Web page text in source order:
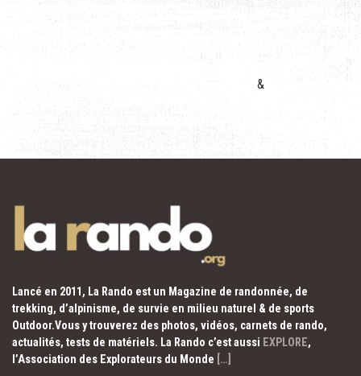
&
Lancé en 2011, La Rando est un Magazine de randonnée, de
trekking, d’alpinisme, de survie en milieu naturel & de sports
Outdoor.Vous y trouverez des photos, vidéos, carnets de rando,
actualités, tests de matériels. La Rando c’est aussi EXPLORE,
l’Association des Explorateurs du Monde […]